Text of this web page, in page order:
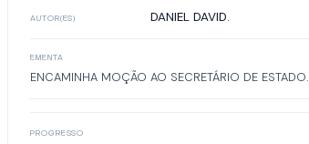
AUTOR(ES) DANIEL DAVID.
EMENTA
ENCAMINHA MOÇÃO AO SECRETÁRIO DE ESTADO.
PROGRESSO